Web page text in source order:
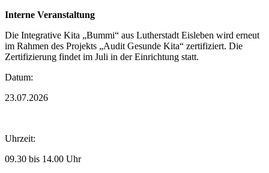
Interne Veranstaltung
Die Integrative Kita „Bummi“ aus Lutherstadt Eisleben wird erneut
im Rahmen des Projekts „Audit Gesunde Kita“ zertifiziert. Die
Zertifizierung findet im Juli in der Einrichtung statt.
Datum:
23.07.2026
Uhrzeit:
09.30 bis 14.00 Uhr